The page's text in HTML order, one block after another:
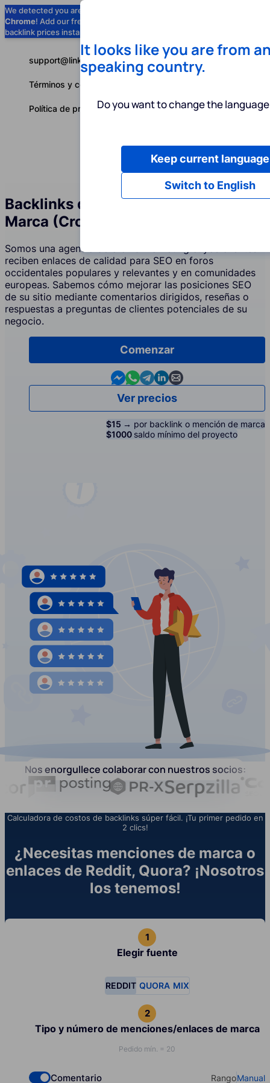
We detected you are using
Chrome! Add our free extension to check
backlink prices instantly as you browse.
Servicios
Español
support@linkbuilder.com
Términos y condiciones
Política de privacidad
Backlinks de Foros y Menciones de
Marca (Crowd Marketing)
Somos una agencia de crowd marketing cuyos clientes
reciben enlaces de calidad para SEO en foros
occidentales populares y relevantes y en comunidades
europeas. Sabemos cómo mejorar las posiciones SEO
de su sitio mediante comentarios dirigidos, reseñas o
respuestas a preguntas de clientes potenciales de su
negocio.
Comenzar
Contact us in Messenger
Contact us in WhatsApp
Contact us in Telegram
Contact us in Linkedin
Contact us by email
Ver precios
$15 → por backlink o mención de marca
$1000 saldo mínimo del proyecto
Nos enorgullece colaborar con nuestros socios:
Calculadora de costos de backlinks súper fácil. ¡Tu primer pedido en
2 clics!
¿Necesitas menciones de marca o
enlaces de Reddit, Quora? ¡Nosotros
los tenemos!
Elegir fuente
REDDIT QUORA MIX
Tipo y número de menciones/enlaces de marca
Pedido mín. = 20
Comentario RangoManual
It looks like you are from
speaking country.
Do you want to change the
Switch to English
Keep current language